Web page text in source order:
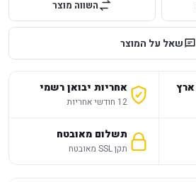
השווה מוצר
שאל על המוצר
אחריות יבואן רשמי
12 חודשי אחריות
תשלום מאובטח
תקן SSL מאובטח